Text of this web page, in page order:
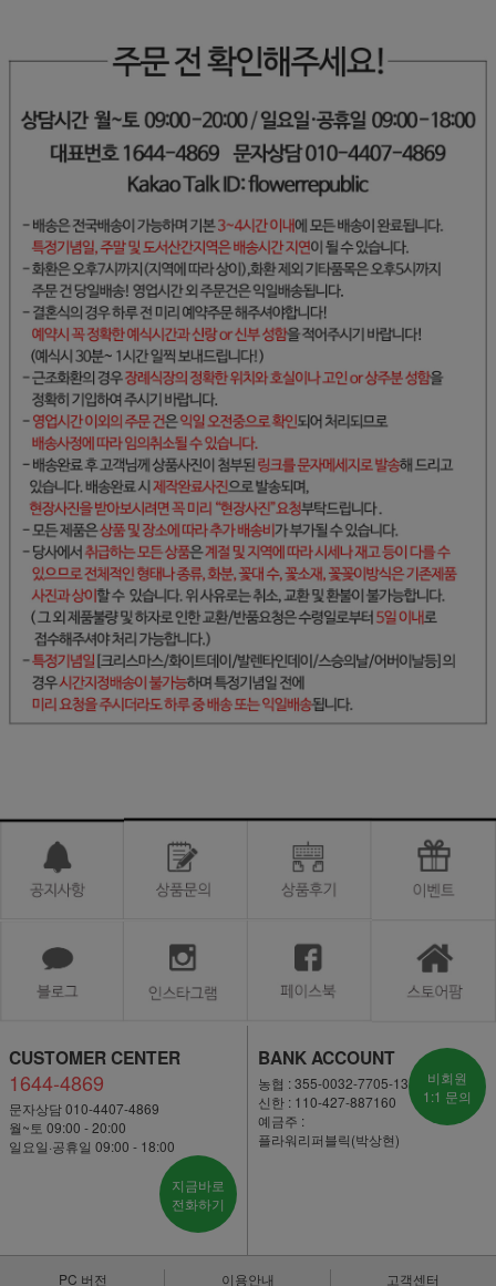
CUSTOMER CENTER
1644-4869
문자상담 010-4407-4869
월~토 09:00 - 20:00
일요일·공휴일 09:00 - 18:00
지금바로
전화하기
BANK ACCOUNT
농협 : 355-0032-7705-13
신한 : 110-427-887160
예금주 :
플라워리퍼블릭(박상현)
비회원
1:1 문의
PC 버전 이용안내 고객센터